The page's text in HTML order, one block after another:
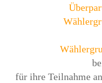
für ihre Teilnahme